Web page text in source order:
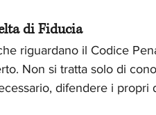
di Fiducia
riguardano il Codice
Non si tratta solo di
difendere i propri